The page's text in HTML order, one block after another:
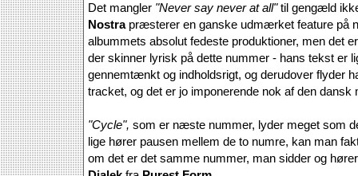
Det mangler "Never say never at all"til gengæld
Nostra præsterer en ganske udmærket feature på
albummets absolut fedeste produktioner, men det
der skinner lyrisk på dette nummer - hans tekst er
gennemtænkt og indholdsrigt, og derudover flyder
tracket, og det er jo imponerende nok af den
"Cycle", som er næste nummer, lyder meget som
lige hører pausen mellem de to numre, kan man
om det er det samme nummer, man sidder og